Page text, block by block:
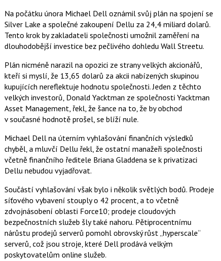
Na počátku února Michael Dell oznámil svůj plán na spojení se
Silver Lake a společné zakoupení Dellu za 24,4 miliard dolarů.
Tento krok by zakladateli společnosti umožnil zaměření na
dlouhodobější investice bez pečlivého dohledu Wall Streetu.
Plán nicméně narazil na opozici ze strany velkých akcionářů,
kteří si myslí, že 13,65 dolarů za akcii nabízených skupinou
kupujících nereflektuje hodnotu společnosti. Jeden z těchto
velkých investorů, Donald Yacktman ze společnosti Yacktman
Asset Management, řekl, že šance na to, že by obchod
v současné hodnotě prošel, se blíží nule.
Michael Dell na úterním vyhlašování finančních výsledků
chyběl, a mluvčí Dellu řekl, že ostatní manažeři společnosti
včetně finančního ředitele Briana Gladdena se k privatizaci
Dellu nebudou vyjadřovat.
Součástí vyhlašování však bylo i několik světlých bodů. Prodeje
síťového vybavení stouply o 42 procent, a to včetně
zdvojnásobení oblasti Force10; prodeje cloudových
bezpečnostních služeb šly také nahoru. Pětiprocentnímu
nárůstu prodejů serverů pomohl obrovský růst „hyperscale“
serverů, což jsou stroje, které Dell prodává velkým
poskytovatelům online služeb.